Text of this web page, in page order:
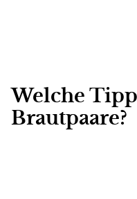
Welche
Brautpaare?